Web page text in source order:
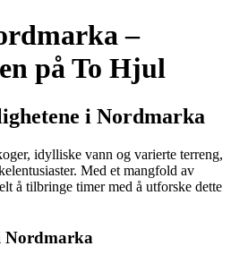
–
på To Hjul
i Nordmarka
idylliske vann og varierte terreng,
Med et mangfold av
å tilbringe timer med å utforske dette
Nordmarka